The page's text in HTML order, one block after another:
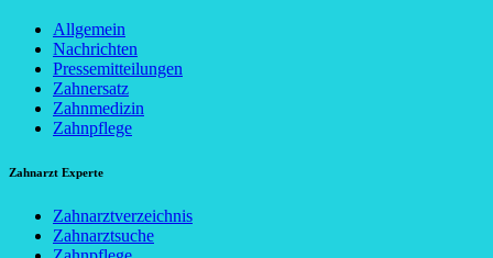
Allgemein
Nachrichten
Pressemitteilungen
Zahnersatz
Zahnmedizin
Zahnpflege
Zahnarzt Experte
Zahnarztverzeichnis
Zahnarztsuche